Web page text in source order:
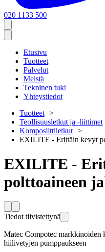
020 1133 500
Etusivu
Tuotteet
Palvelut
Meistä
Tekninen tuki
Yhteystiedot
Tuotteet
Teollisuusletkut ja -liittimet
Komposiittiletkut
EXILITE - Erittäin kevyt
EXILITE -
polttoaineen
Tiedot tiivistettynä
Matec Compotec
hiilivetyjen pumppaukseen